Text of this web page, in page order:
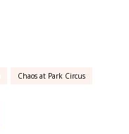
Chaos at Park Circus